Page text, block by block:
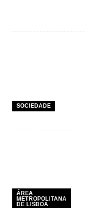
SOCIEDADE
ÁREA
METROPOLITANA
DE LISBOA